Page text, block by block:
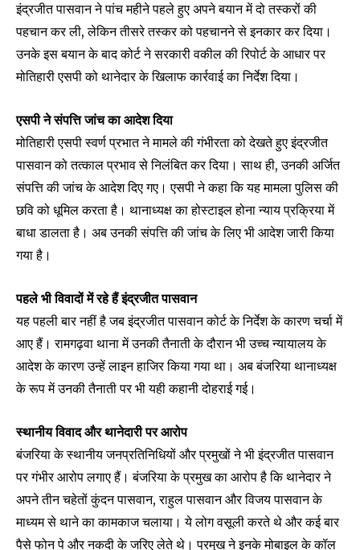
Join our community of
SUBSCRIBERS and be part of the
conversation.
To subscribe, simply enter your email address on our website
your privacy and won't spam your inbox. Your information is
safe with us.
32,111
Followers Followers Followers
इंद्रजीत पासवान ने पांच महीने पहले हुए अपने बयान में दो तस्करों की
पहचान कर ली, लेकिन तीसरे तस्कर को पहचानने से इनकार कर दिया।
उनके इस बयान के बाद कोर्ट ने सरकारी वकील की रिपोर्ट के आधार पर
मोतिहारी एसपी को थानेदार के खिलाफ कार्रवाई का निर्देश दिया।
एसपी ने संपत्ति जांच का आदेश दिया
मोतिहारी एसपी स्वर्ण प्रभात ने मामले की गंभीरता को देखते हुए इंद्रजीत
पासवान को तत्काल प्रभाव से निलंबित कर दिया। साथ ही, उनकी अर्जित
संपत्ति की जांच के आदेश दिए गए। एसपी ने कहा कि यह मामला पुलिस की
छवि को धूमिल करता है। थानाध्यक्ष का होस्टाइल होना न्याय प्रक्रिया में
बाधा डालता है। अब उनकी संपत्ति की जांच के लिए भी आदेश जारी किया
गया है।
पहले भी विवादों में रहे हैं इंद्रजीत पासवान
यह पहली बार नहीं है जब इंद्रजीत पासवान कोर्ट के निर्देश के कारण चर्चा में
आए हैं। रामगढ़वा थाना में उनकी तैनाती के दौरान भी उच्च न्यायालय के
आदेश के कारण उन्हें लाइन हाजिर किया गया था। अब बंजरिया थानाध्यक्ष
के रूप में उनकी तैनाती पर भी यही कहानी दोहराई गई।
स्थानीय विवाद और थानेदारी पर आरोप
बंजरिया के स्थानीय जनप्रतिनिधियों और प्रमुखों ने भी इंद्रजीत पासवान
पर गंभीर आरोप लगाए हैं। बंजरिया के प्रमुख का आरोप है कि थानेदार ने
अपने तीन चहेतों कुंदन पासवान, राहुल पासवान और विजय पासवान के
माध्यम से थाने का कामकाज चलाया। ये लोग वसूली करते थे और कई बार
पैसे फोन पे और नकदी के जरिए लेते थे। प्रमुख ने इनके मोबाइल के कॉल